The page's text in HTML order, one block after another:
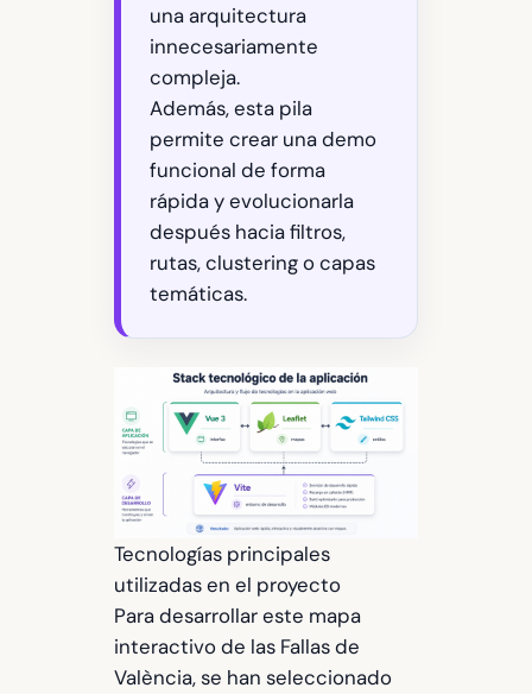
una arquitectura
innecesariamente
compleja.
Además, esta pila
permite crear una demo
funcional de forma
rápida y evolucionarla
después hacia filtros,
rutas, clustering o capas
temáticas.
Tecnologías principales
utilizadas en el proyecto
Para desarrollar este mapa
interactivo de las Fallas de
València, se han seleccionado